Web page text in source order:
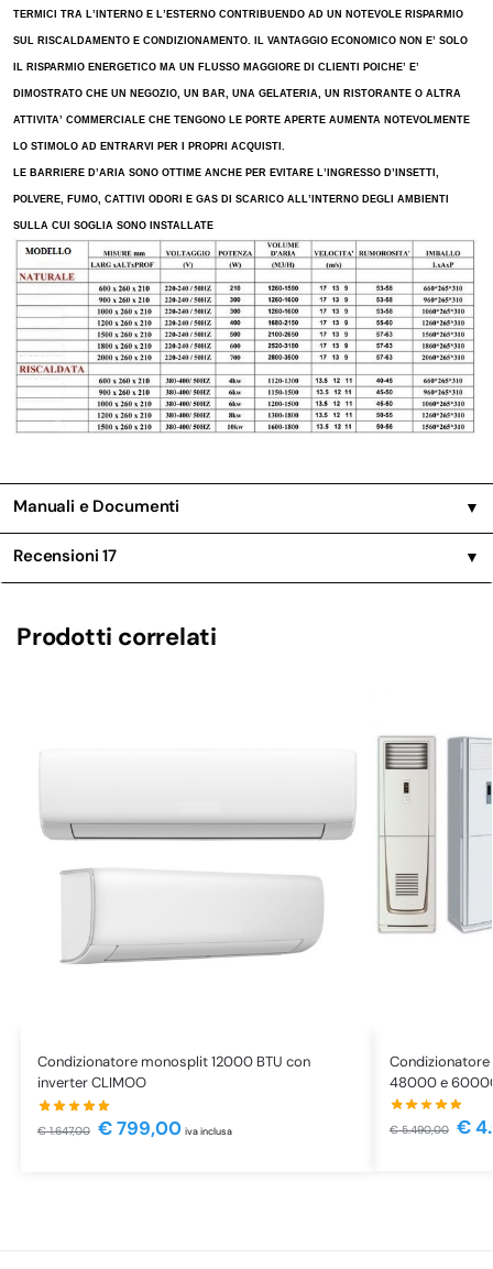
TERMICI TRA L’INTERNO E L’ESTERNO CONTRIBUENDO AD UN NOTEVOLE RISPARMIO
SUL RISCALDAMENTO E CONDIZIONAMENTO. IL VANTAGGIO ECONOMICO NON E’ SOLO
IL RISPARMIO ENERGETICO MA UN FLUSSO MAGGIORE DI CLIENTI POICHE’ E’
DIMOSTRATO CHE UN NEGOZIO, UN BAR, UNA GELATERIA, UN RISTORANTE O ALTRA
ATTIVITA’ COMMERCIALE CHE TENGONO LE PORTE APERTE AUMENTA NOTEVOLMENTE
LO STIMOLO AD ENTRARVI PER I PROPRI ACQUISTI.
LE BARRIERE D’ARIA SONO OTTIME ANCHE PER EVITARE L’INGRESSO D’INSETTI,
POLVERE, FUMO, CATTIVI ODORI E GAS DI SCARICO ALL’INTERNO DEGLI AMBIENTI
SULLA CUI SOGLIA SONO INSTALLATE
Manuali e Documenti ▼
Recensioni17 ▼
Prodotti correlati
Condizionatore monosplit 12000 BTU con
inverter CLIMOO
€1.647,00 €799,00 iva inclusa
48000 e
€5.490,00 €